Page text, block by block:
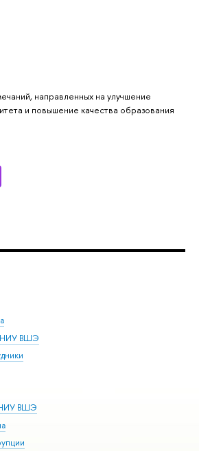
направленных на улучшение
и повышение качества образования
НИУ ВШЭ
ВШЭ